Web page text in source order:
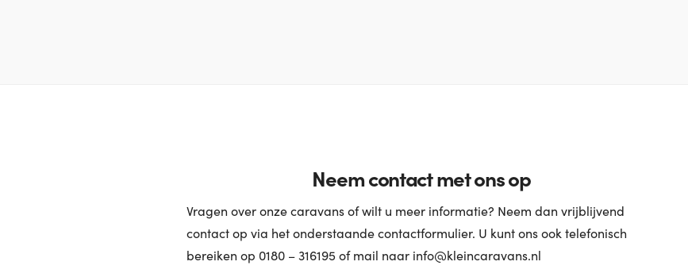
Neem contact met ons op
Vragen over onze caravans of wilt u meer informatie? Neem dan vrijblijvend
contact op via het onderstaande contactformulier. U kunt ons ook telefonisch
bereiken op 0180 – 316195 of mail naar info@kleincaravans.nl